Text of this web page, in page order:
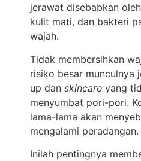
jerawat disebabkan
kulit mati, dan bakteri
wajah.
Tidak membersihkan
risiko besar munculnya
up dan skincare yang
menyumbat pori-pori.
lama-lama akan
mengalami peradangan.
Inilah pentingnya